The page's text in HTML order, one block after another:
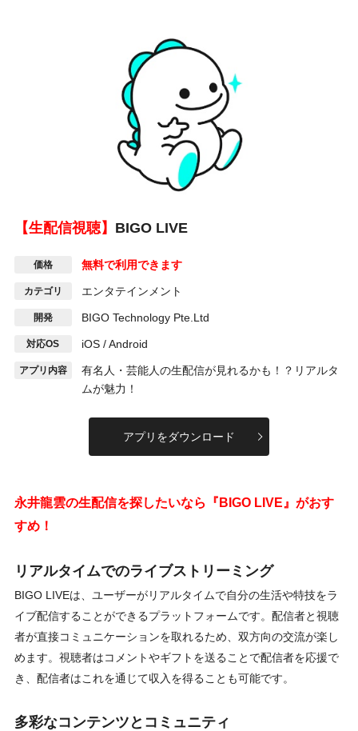
【生配信視聴】 BIGO LIVE
価格 無料で利用できます
カテゴリ エンタテインメント
開発 BIGO Technology Pte.Ltd
対応OS iOS / Android
アプリ内容
有名人・芸能人の生配信が見れるかも！？リアルタ
ムが魅力！
アプリをダウンロード
永井龍雲の生配信を探したいなら『BIGO LIVE』がおす
すめ！
リアルタイムでのライブストリーミング
BIGO LIVEは、ユーザーがリアルタイムで自分の生活や特技をラ
イブ配信することができるプラットフォームです。配信者と視聴
者が直接コミュニケーションを取れるため、双方向の交流が楽し
めます。視聴者はコメントやギフトを送ることで配信者を応援で
き、配信者はこれを通じて収入を得ることも可能です。
多彩なコンテンツとコミュニティ